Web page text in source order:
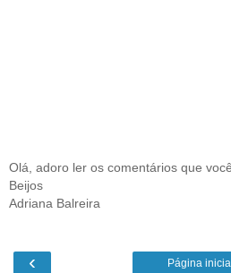
Olá, adoro ler os comentários que
Beijos
Adriana Balreira
‹ Página inicial